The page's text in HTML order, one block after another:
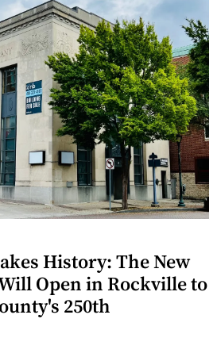
History: The New
Open in Rockville to
250th